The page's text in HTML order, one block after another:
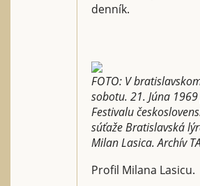
denník.
FOTO: V
sobotu. 21. Júna
Festivalu
súťaže Bratislavská
Milan Lasica. Archív
Profil Milana Lasicu.